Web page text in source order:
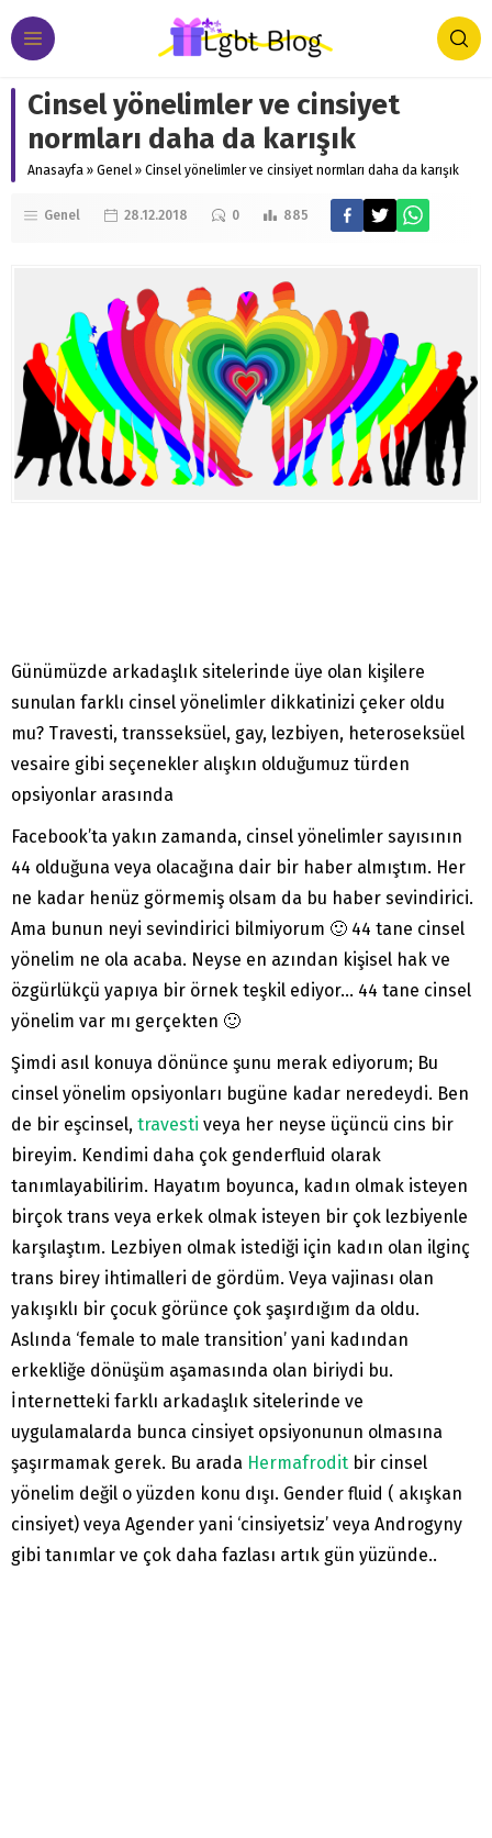
Cinsel yönelimler ve cinsiyet
normları daha da karışık
Anasayfa » Genel » Cinsel yönelimler ve cinsiyet normları daha da karışık
Genel 28.12.2018 0 885
Günümüzde arkadaşlık sitelerinde üye olan kişilere
sunulan farklı cinsel yönelimler dikkatinizi çeker oldu
mu? Travesti, transseksüel, gay, lezbiyen, heteroseksüel
vesaire gibi seçenekler alışkın olduğumuz türden
opsiyonlar arasında
Facebook’ta yakın zamanda, cinsel yönelimler sayısının
44 olduğuna veya olacağına dair bir haber almıştım. Her
ne kadar henüz görmemiş olsam da bu haber sevindirici.
Ama bunun neyi sevindirici bilmiyorum 🙂 44 tane cinsel
yönelim ne ola acaba. Neyse en azından kişisel hak ve
özgürlükçü yapıya bir örnek teşkil ediyor… 44 tane cinsel
yönelim var mı gerçekten 🙂
Şimdi asıl konuya dönünce şunu merak ediyorum; Bu
cinsel yönelim opsiyonları bugüne kadar neredeydi. Ben
de bir eşcinsel, travesti veya her neyse üçüncü cins bir
bireyim. Kendimi daha çok genderfluid olarak
tanımlayabilirim. Hayatım boyunca, kadın olmak isteyen
birçok trans veya erkek olmak isteyen bir çok lezbiyenle
karşılaştım. Lezbiyen olmak istediği için kadın olan ilginç
trans birey ihtimalleri de gördüm. Veya vajinası olan
yakışıklı bir çocuk görünce çok şaşırdığım da oldu.
Aslında ‘female to male transition’ yani kadından
erkekliğe dönüşüm aşamasında olan biriydi bu.
İnternetteki farklı arkadaşlık sitelerinde ve
uygulamalarda bunca cinsiyet opsiyonunun olmasına
şaşırmamak gerek. Bu arada Hermafrodit bir cinsel
yönelim değil o yüzden konu dışı. Gender fluid ( akışkan
cinsiyet) veya Agender yani ‘cinsiyetsiz’ veya Androgyny
gibi tanımlar ve çok daha fazlası artık gün yüzünde..